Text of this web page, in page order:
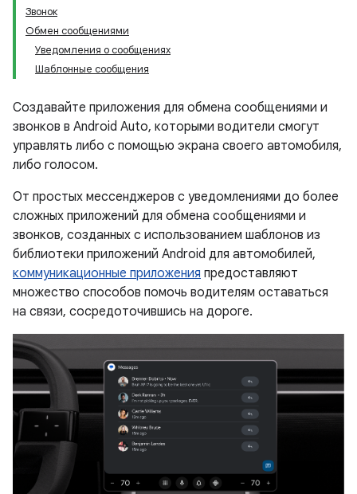
Звонок
Обмен сообщениями
Уведомления о сообщениях
Шаблонные сообщения
Создавайте приложения для обмена сообщениями и
звонков в Android Auto, которыми водители смогут
управлять либо с помощью экрана своего автомобиля,
либо голосом.
От простых мессенджеров с уведомлениями до более
сложных приложений для обмена сообщениями и
звонков, созданных с использованием шаблонов из
библиотеки приложений Android для автомобилей,
коммуникационные приложения предоставляют
множество способов помочь водителям оставаться
на связи, сосредоточившись на дороге.